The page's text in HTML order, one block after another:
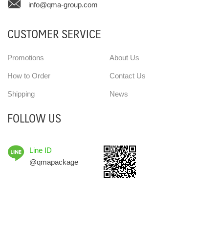
info@qma-group.com
CUSTOMER SERVICE
Promotions
How to Order
Shipping
About Us
Contact Us
News
FOLLOW US
Line ID
@qmapackage